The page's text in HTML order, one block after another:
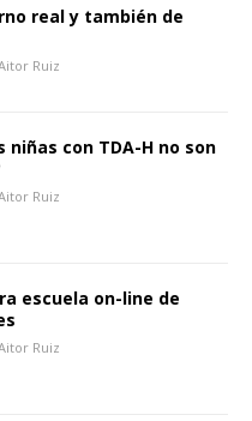
real y también de
Ruiz
niñas con TDA-H no son
Ruiz
escuela on-line de
Ruiz